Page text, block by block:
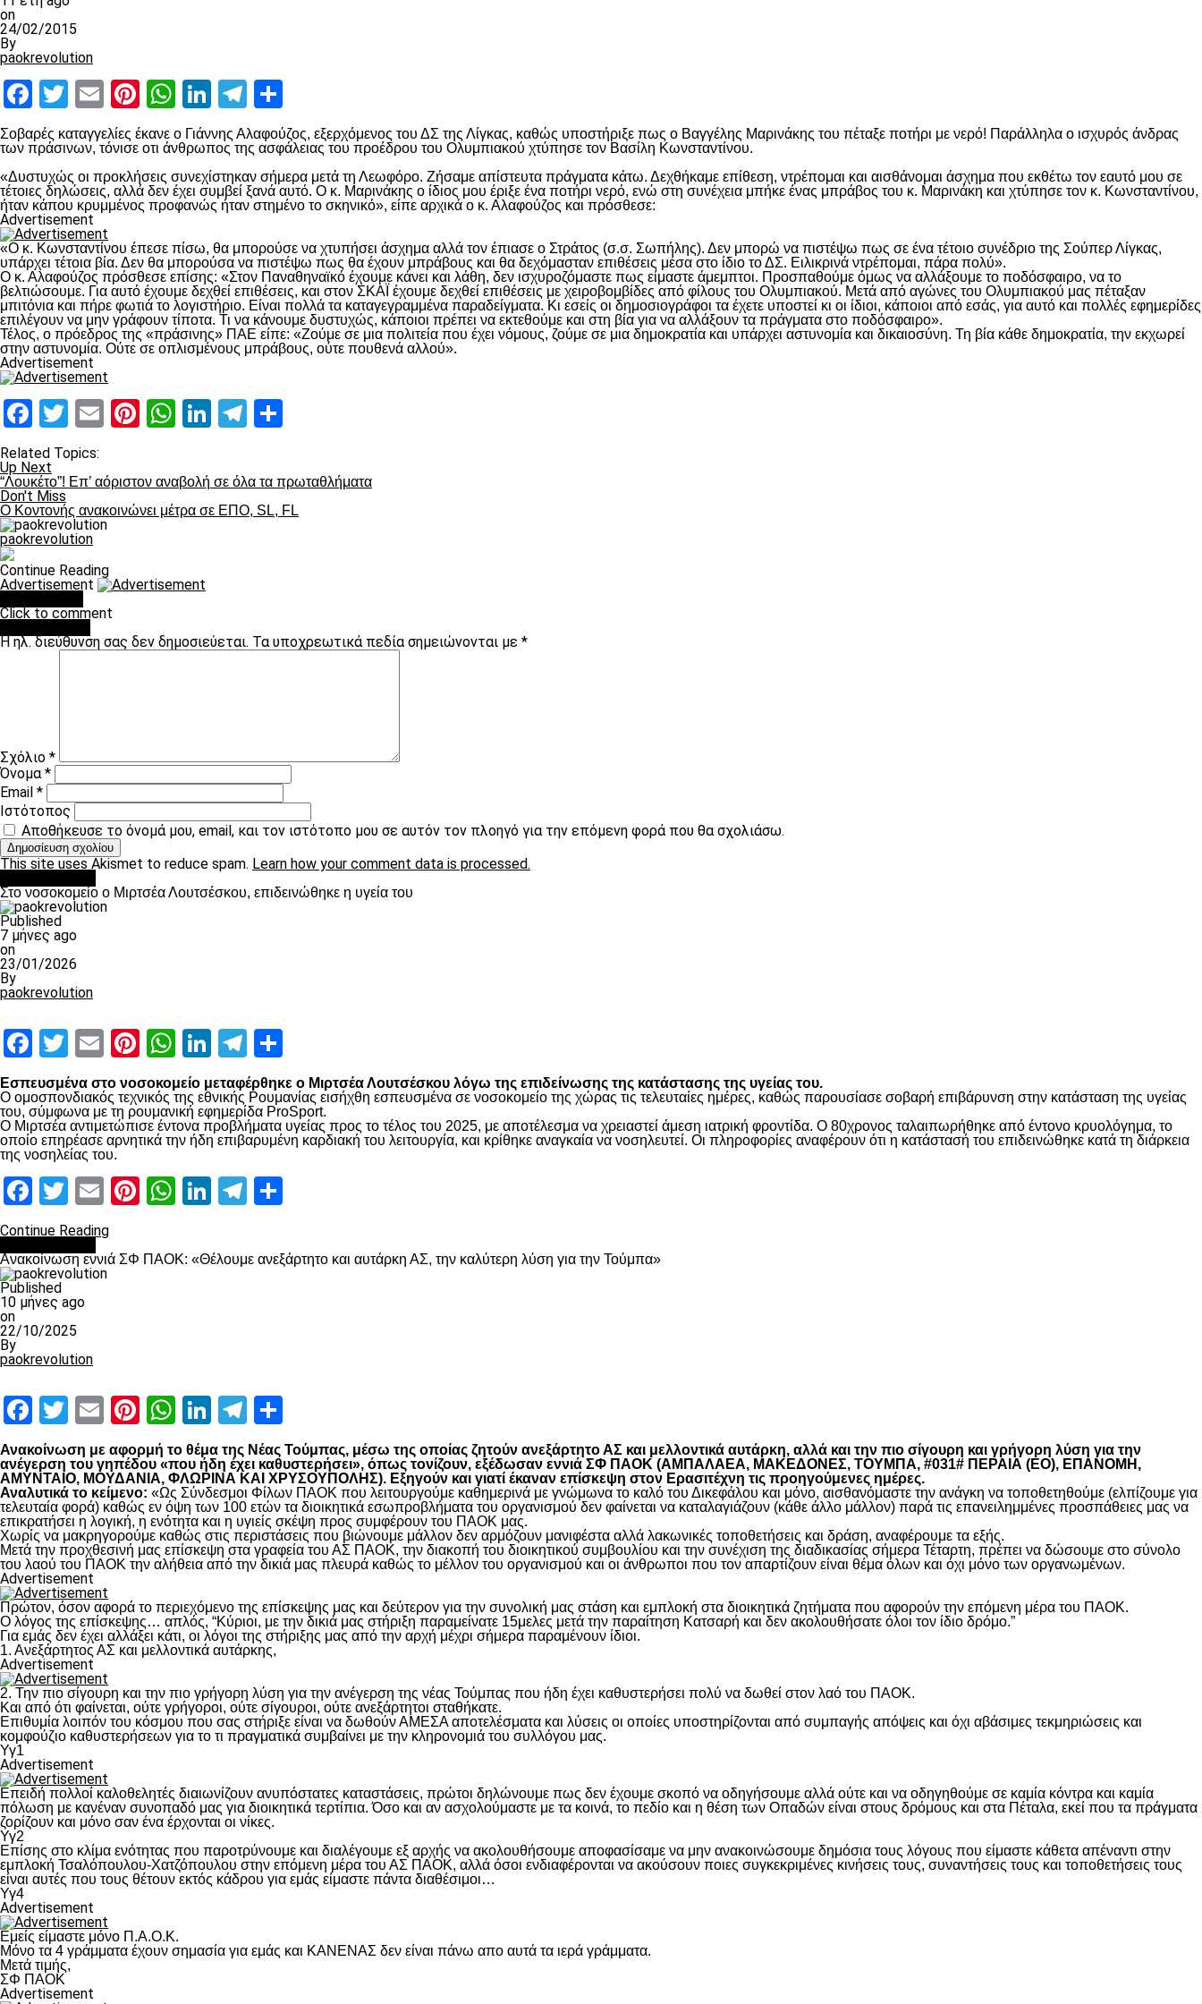
on
24/02/2015
By
paokrevolution
Facebook
Twitter
EmailPinterest
WhatsApp
LinkedIn
Telegram
Σοβαρές καταγγελίες έκανε ο Γιάννης Αλαφούζος, εξερχόμενος του ΔΣ της Λίγκας, καθώς υποστήριξε πως ο Βαγγέλης Μαρινάκης του πέταξε ποτήρι με νερό! Παράλληλα ο ισχυρός άνδρας
των πράσινων, τόνισε οτι άνθρωπος της ασφάλειας του προέδρου του Ολυμπιακού χτύπησε τον Βασίλη Κωνσταντίνου.
«Δυστυχώς οι προκλήσεις συνεχίστηκαν σήμερα μετά τη Λεωφόρο. Ζήσαμε απίστευτα πράγματα κάτω. Δεχθήκαμε επίθεση, ντρέπομαι και αισθάνομαι άσχημα που εκθέτω τον εαυτό μου σε
τέτοιες δηλώσεις, αλλά δεν έχει συμβεί ξανά αυτό. Ο κ. Μαρινάκης ο ίδιος μου έριξε ένα ποτήρι νερό, ενώ στη συνέχεια μπήκε ένας μπράβος του κ. Μαρινάκη και χτύπησε τον κ. Κωνσταντίνου,
ήταν κάπου κρυμμένος προφανώς ήταν στημένο το σκηνικό», είπε αρχικά ο κ. Αλαφούζος και πρόσθεσε:
Advertisement
«Ο κ. Κωνσταντίνου έπεσε πίσω, θα μπορούσε να χτυπήσει άσχημα αλλά τον έπιασε ο Στράτος (σ.σ. Σωπήλης). Δεν μπορώ να πιστέψω πως σε ένα τέτοιο συνέδριο της Σούπερ Λίγκας,
υπάρχει τέτοια βία. Δεν θα μπορούσα να πιστέψω πως θα έχουν μπράβους και θα δεχόμασταν επιθέσεις μέσα στο ίδιο το ΔΣ. Ειλικρινά ντρέπομαι, πάρα πολύ».
Ο κ. Αλαφούζος πρόσθεσε επίσης: «Στον Παναθηναϊκό έχουμε κάνει και λάθη, δεν ισχυροζόμαστε πως είμαστε άμεμπτοι. Προσπαθούμε όμως να αλλάξουμε το ποδόσφαιρο, να το
βελτιώσουμε. Για αυτό έχουμε δεχθεί επιθέσεις, και στον ΣΚΑΪ έχουμε δεχθεί επιθέσεις με χειροβομβίδες από φίλους του Ολυμπιακού. Μετά από αγώνες του Ολυμπιακού μας πέταξαν
μπιτόνια και πήρε φωτιά το λογιστήριο. Είναι πολλά τα καταγεγραμμένα παραδείγματα. Κι εσείς οι δημοσιογράφοι τα έχετε υποστεί κι οι ίδιοι, κάποιοι από εσάς, για αυτό και πολλές εφημερίδες
επιλέγουν να μην γράφουν τίποτα. Τι να κάνουμε δυστυχώς, κάποιοι πρέπει να εκτεθούμε και στη βία για να αλλάξουν τα πράγματα στο ποδόσφαιρο».
Τέλος, ο πρόεδρος της «πράσινης» ΠΑΕ είπε: «Ζούμε σε μια πολιτεία που έχει νόμους, ζούμε σε μια δημοκρατία και υπάρχει αστυνομία και δικαιοσύνη. Τη βία κάθε δημοκρατία, την εκχωρεί
στην αστυνομία. Ούτε σε οπλισμένους μπράβους, ούτε πουθενά αλλού».
Advertisement
Facebook
Twitter
EmailPinterest
WhatsApp
LinkedIn
Telegram
Related Topics:
Up Next
“Λουκέτο”! Επ’ αόριστον αναβολή σε όλα τα πρωταθλήματα
Don't Miss
Ο Κοντονής ανακοινώνει μέτρα σε ΕΠΟ, SL, FL
paokrevolution
Continue Reading
Advertisement
Click to comment
Η ηλ. διεύθυνση σας δεν δημοσιεύεται. Τα υποχρεωτικά πεδία σημειώνονται με *
Σχόλιο *
Όνομα*
Email *
Ιστότοπος
Αποθήκευσε το όνομά μου, email, και τον ιστότοπο μου σε αυτόν τον πλοηγό για την επόμενη φορά που θα σχολιάσω.
This site uses Akismet to reduce spam. Learn how your comment data is processed.
Στο νοσοκομείο ο Μιρτσέα Λουτσέσκου, επιδεινώθηκε η υγεία του
Published
7 μήνες ago
on
23/01/2026
By
paokrevolution
Facebook
Twitter
EmailPinterest
WhatsApp
LinkedIn
Telegram
Εσπευσμένα στο νοσοκομείο μεταφέρθηκε ο Μιρτσέα Λουτσέσκου λόγω της επιδείνωσης της κατάστασης της υγείας του.
Ο ομοσπονδιακός τεχνικός της εθνικής Ρουμανίας εισήχθη εσπευσμένα σε νοσοκομείο της χώρας τις τελευταίες ημέρες, καθώς παρουσίασε σοβαρή επιβάρυνση στην κατάσταση της υγείας
του, σύμφωνα με τη ρουμανική εφημερίδα ProSport.
Ο Μιρτσέα αντιμετώπισε έντονα προβλήματα υγείας προς το τέλος του 2025, με αποτέλεσμα να χρειαστεί άμεση ιατρική φροντίδα. Ο 80χρονος ταλαιπωρήθηκε από έντονο κρυολόγημα, το
οποίο επηρέασε αρνητικά την ήδη επιβαρυμένη καρδιακή του λειτουργία, και κρίθηκε αναγκαία να νοσηλευτεί. Οι πληροφορίες αναφέρουν ότι η κατάστασή του επιδεινώθηκε κατά τη διάρκεια
της νοσηλείας του.
Facebook
Twitter
EmailPinterest
WhatsApp
LinkedIn
Telegram
Continue Reading
Ανακοίνωση εννιά ΣΦ ΠΑΟΚ: «Θέλουμε ανεξάρτητο και αυτάρκη ΑΣ, την καλύτερη λύση για την Τούμπα»
Published
10 μήνες ago
on
22/10/2025
By
paokrevolution
Facebook
Twitter
EmailPinterest
WhatsApp
LinkedIn
Telegram
Ανακοίνωση με αφορμή το θέμα της Νέας Τούμπας, μέσω της οποίας ζητούν ανεξάρτητο ΑΣ και μελλοντικά αυτάρκη, αλλά και την πιο σίγουρη και γρήγορη λύση για την
ανέγερση του γηπέδου «που ήδη έχει καθυστερήσει», όπως τονίζουν, εξέδωσαν εννιά ΣΦ ΠΑΟΚ (ΑΜΠΑΛΑΕΑ, ΜΑΚΕΔΟΝΕΣ, ΤΟΥΜΠΑ, #031# ΠΕΡΑΙΑ (ΕΟ), ΕΠΑΝΟΜΗ,
ΑΜΥΝΤΑΙΟ, ΜΟΥΔΑΝΙΑ, ΦΛΩΡΙΝΑ ΚΑΙ ΧΡΥΣΟΥΠΟΛΗΣ). Εξηγούν και γιατί έκαναν επίσκεψη στον Ερασιτέχνη τις προηγούμενες ημέρες.
Αναλυτικά το κείμενο: «Ως Σύνδεσμοι Φίλων ΠΑΟΚ που λειτουργούμε καθημερινά με γνώμωνα το καλό του Δικεφάλου και μόνο, αισθανόμαστε την ανάγκη να τοποθετηθούμε (ελπίζουμε για
τελευταία φορά) καθώς εν όψη των 100 ετών τα διοικητικά εσωπροβλήματα του οργανισμού δεν φαίνεται να καταλαγιάζουν (κάθε άλλο μάλλον) παρά τις επανειλημμένες προσπάθειες μας να
επικρατήσει η λογική, η ενότητα και η υγιείς σκέψη προς συμφέρουν του ΠΑΟΚ μας.
Χωρίς να μακρηγορούμε καθώς στις περιστάσεις που βιώνουμε μάλλον δεν αρμόζουν μανιφέστα αλλά λακωνικές τοποθετήσεις και δράση, αναφέρουμε τα εξής.
Μετά την προχθεσινή μας επίσκεψη στα γραφεία του ΑΣ ΠΑΟΚ, την διακοπή του διοικητικού συμβουλίου και την συνέχιση της διαδικασίας σήμερα Τέταρτη, πρέπει να δώσουμε στο σύνολο
του λαού του ΠΑΟΚ την αλήθεια από την δικιά μας πλευρά καθώς το μέλλον του οργανισμού και οι άνθρωποι που τον απαρτίζουν είναι θέμα όλων και όχι μόνο των οργανωμένων.
Advertisement
Πρώτον, όσον αφορά το περιεχόμενο της επίσκεψης μας και δεύτερον για την συνολική μας στάση και εμπλοκή στα διοικητικά ζητήματα που αφορούν την επόμενη μέρα του ΠΑΟΚ.
Ο λόγος της επίσκεψης… απλός, “Κύριοι, με την δικιά μας στήριξη παραμείνατε 15μελες μετά την παραίτηση Κατσαρή και δεν ακολουθήσατε όλοι τον ίδιο δρόμο.”
Για εμάς δεν έχει αλλάξει κάτι, οι λόγοι της στήριξης μας από την αρχή μέχρι σήμερα παραμένουν ίδιοι.
1. Ανεξάρτητος ΑΣ και μελλοντικά αυτάρκης,
Advertisement
2. Την πιο σίγουρη και την πιο γρήγορη λύση για την ανέγερση της νέας Τούμπας που ήδη έχει καθυστερήσει πολύ να δωθεί στον λαό του ΠΑΟΚ.
Και από ότι φαίνεται, ούτε γρήγοροι, ούτε σίγουροι, ούτε ανεξάρτητοι σταθήκατε.
Επιθυμία λοιπόν του κόσμου που σας στήριξε είναι να δωθούν ΑΜΕΣΑ αποτελέσματα και λύσεις οι οποίες υποστηρίζονται από συμπαγής απόψεις και όχι αβάσιμες τεκμηριώσεις και
κομφούζιο καθυστερήσεων για το τι πραγματικά συμβαίνει με την κληρονομιά του συλλόγου μας.
Υγ1
Advertisement
Επειδή πολλοί καλοθελητές διαιωνίζουν ανυπόστατες καταστάσεις, πρώτοι δηλώνουμε πως δεν έχουμε σκοπό να οδηγήσουμε αλλά ούτε και να οδηγηθούμε σε καμία κόντρα και καμία
πόλωση με κανέναν συνοπαδό μας για διοικητικά τερτίπια. Όσο και αν ασχολούμαστε με τα κοινά, το πεδίο και η θέση των Οπαδών είναι στους δρόμους και στα Πέταλα, εκεί που τα πράγματα
ζορίζουν και μόνο σαν ένα έρχονται οι νίκες.
Υγ2
Επίσης στο κλίμα ενότητας που παροτρύνουμε και διαλέγουμε εξ αρχής να ακολουθήσουμε αποφασίσαμε να μην ανακοινώσουμε δημόσια τους λόγους που είμαστε κάθετα απέναντι στην
εμπλοκή Τσαλόπουλου-Χατζόπουλου στην επόμενη μέρα του ΑΣ ΠΑΟΚ, αλλά όσοι ενδιαφέρονται να ακούσουν ποιες συγκεκριμένες κινήσεις τους, συναντήσεις τους και τοποθετήσεις τους
είναι αυτές που τους θέτουν εκτός κάδρου για εμάς είμαστε πάντα διαθέσιμοι…
Υγ4
Advertisement
Εμείς είμαστε μόνο Π.Α.Ο.Κ.
Μόνο τα 4 γράμματα έχουν σημασία για εμάς και ΚΑΝΕΝΑΣ δεν είναι πάνω απο αυτά τα ιερά γράμματα.
Μετά τιμής,
ΣΦ ΠΑΟΚ
Advertisement